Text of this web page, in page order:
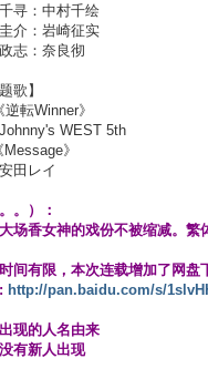
寻：中村千绘
介：岩崎征实
志：奈良彻
歌】
転Winner》
WEST 5th
Message》
田レイ
。）：
场香女神的戏份不被缩减。繁
间有限，本次连载增加了网盘
http://pan.baidu.com/s/
现的人名由来
有新人出现